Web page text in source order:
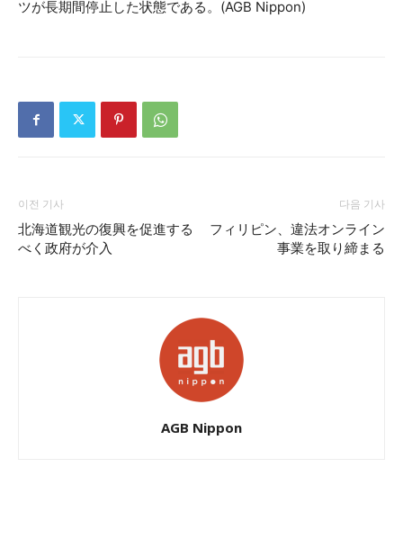
ツが長期間停止した状態である。(AGB Nippon)
이전 기사
北海道観光の復興を促進する
べく政府が介入
다음 기사
フィリピン、違法オンライン
事業を取り締まる
AGB Nippon